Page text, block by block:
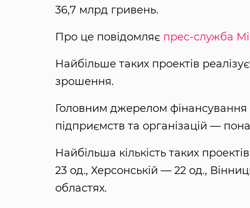
36,7 млрд гривень.
Про це повідомляє прес-служба
Найбільше таких проектів
зрошення.
Головним джерелом фінансування
підприємств та організацій —
Найбільша кількість таких
23 од., Херсонській — 22 од.,
областях.